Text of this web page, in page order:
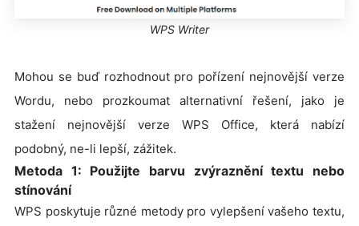
WPS Writer
Mohou se buď rozhodnout pro pořízení nejnovější verze
Wordu, nebo prozkoumat alternativní řešení, jako je
stažení nejnovější verze WPS Office, která nabízí
podobný, ne-li lepší, zážitek.
Metoda 1: Použijte barvu zvýraznění textu nebo
stínování
WPS poskytuje různé metody pro vylepšení vašeho textu,